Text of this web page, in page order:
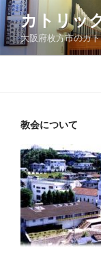
コ
ン
テ
ン
カトリッ
大阪府枚方市のカ
教会について